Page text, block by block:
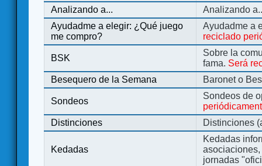
Analizando a...
Analizando
Ayudadme a elegir: ¿Qué juego
me compro?
Ayudadme a
reciclado
BSK
Sobre la
fama. Será
Besequero de la Semana
Baronet o
Sondeos
Sondeos de
Distinciones
Distinciones
Kedadas
Kedadas
jornadas